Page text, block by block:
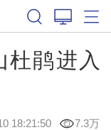
鹃进入
18:21:50 7.3万